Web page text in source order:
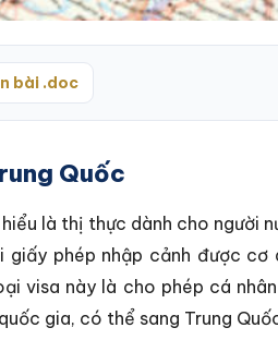
bài .doc
Quốc
là thị thực dành cho người
giấy phép nhập cảnh được
visa này là cho phép cá
gia, có thể sang Trung